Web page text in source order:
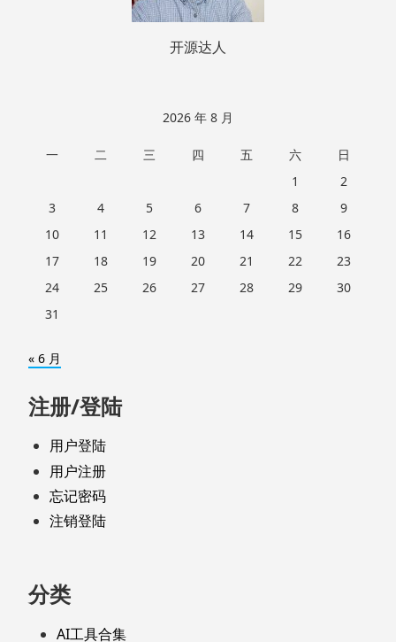
开源达人
2026 年 8 月
一 二 三 四 五 六
日
1
2
3
4 5 6 7 8
9
10
11 12 13 14 15
16
17
18 19 20 21 22
23
24
25 26 27 28 29
30
31
« 6 月
注册/登陆
用户登陆
用户注册
忘记密码
注销登陆
分类
AI工具合集